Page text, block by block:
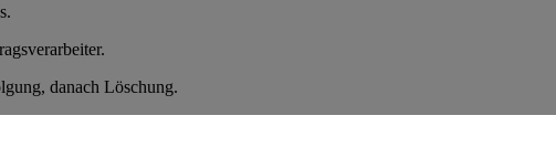
danach Löschung.
vorvertragliche Maßnahmen); Art. 6 Abs. 1 lit. f) DSGVO (berechtigtes